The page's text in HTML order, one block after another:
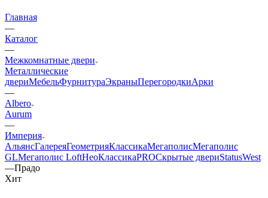
Главная
—
Каталог
—
Межкомнатные двери
Металлические
двериМебельФурнитураЭкраныПерегородкиАрки
—
Albero
Aurum
—
Империя
АльянсГалереяГеометрияКлассикаМегаполисМегаполис
GLМегаполис LoftНеоКлассикаPROСкрытые двериStatusWest
—Прадо
Хит